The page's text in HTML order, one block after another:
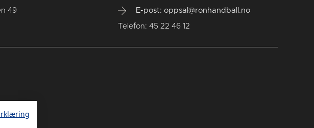
49 E-post: oppsal@ronhandball.no
Telefon: 45 22 46 12